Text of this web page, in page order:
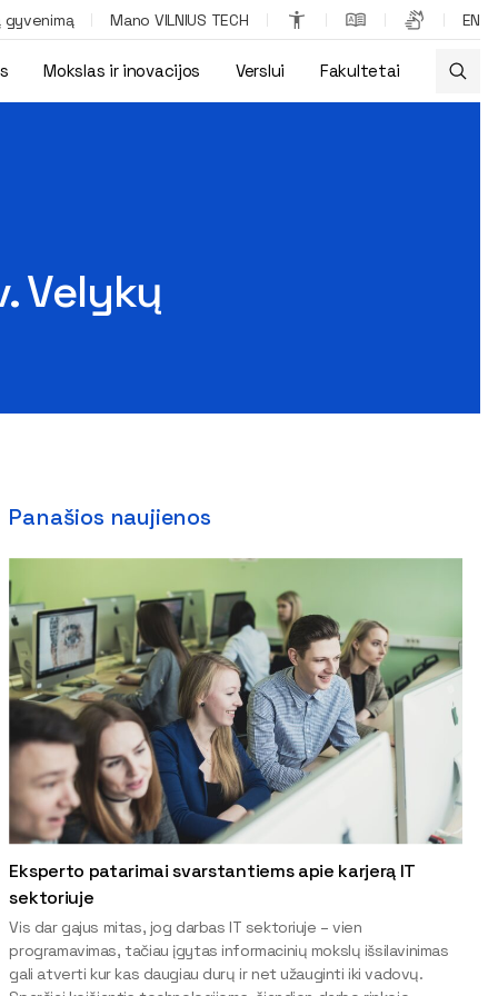
gyvenimą Mano VILNIUS TECH EN
Mokslas ir inovacijos Verslui Fakultetai
Velykų
Panašios naujienos
Eksperto patarimai svarstantiems apie karjerą IT
sektoriuje
Vis dar gajus mitas, jog darbas IT sektoriuje – vien
programavimas, tačiau įgytas informacinių mokslų išsilavinimas
gali atverti kur kas daugiau durų ir net užauginti iki vadovų.